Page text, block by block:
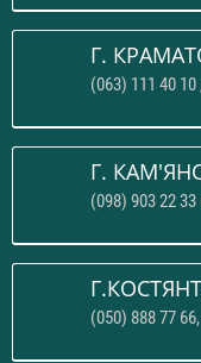
Г.
(063) 111 40
Г.
(098) 903 22
(050) 888 77